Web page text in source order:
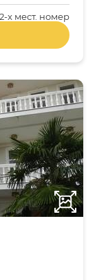
2-x мест. номер